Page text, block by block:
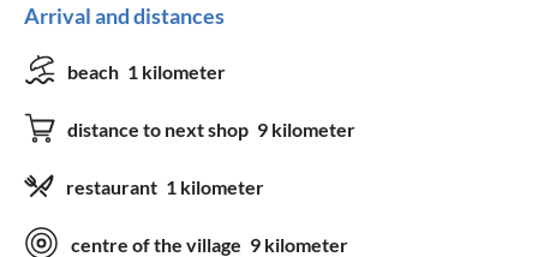
Arrival and distances
beach 1 kilometer
distance to next shop 9 kilometer
restaurant 1 kilometer
centre of the village 9 kilometer